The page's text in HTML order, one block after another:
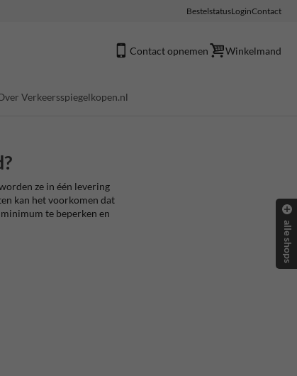
BestelstatusLoginContact
Contact opnemen Winkelmand
Verkeersspiegelkopen.nl
ze in één levering
kan het voorkomen dat
te beperken en
alle shops